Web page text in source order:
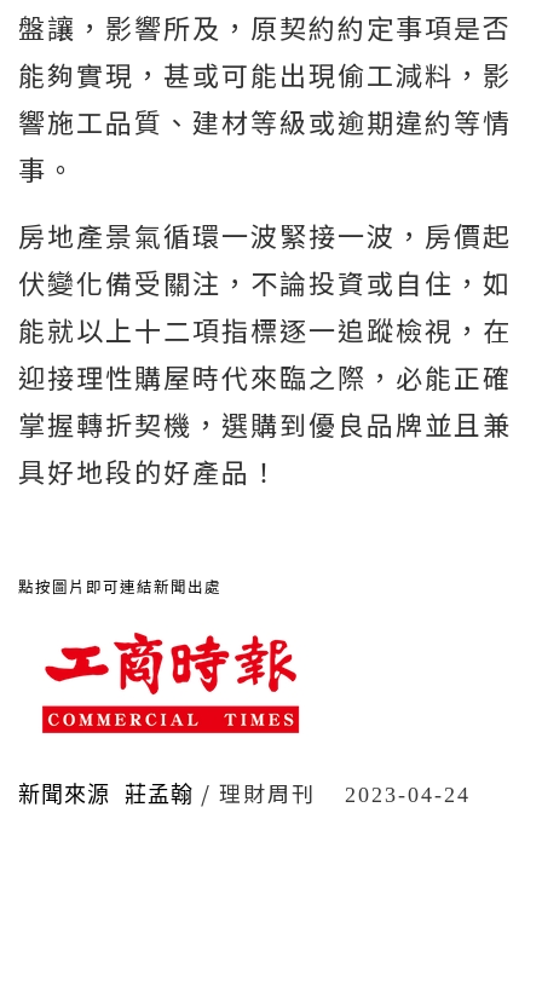
盤讓，影響所及，原契約約定事項是否
能夠實現，甚或可能出現偷工減料，影
響施工品質、建材等級或逾期違約等情
事。
房地產景氣循環一波緊接一波，房價起
伏變化備受關注，不論投資或自住，如
能就以上十二項指標逐一追蹤檢視，在
迎接理性購屋時代來臨之際，必能正確
掌握轉折契機，選購到優良品牌並且兼
具好地段的好產品！
點按圖片即可連結新聞出處
新聞來源 莊孟翰 / 理財周刊 2023-04-24